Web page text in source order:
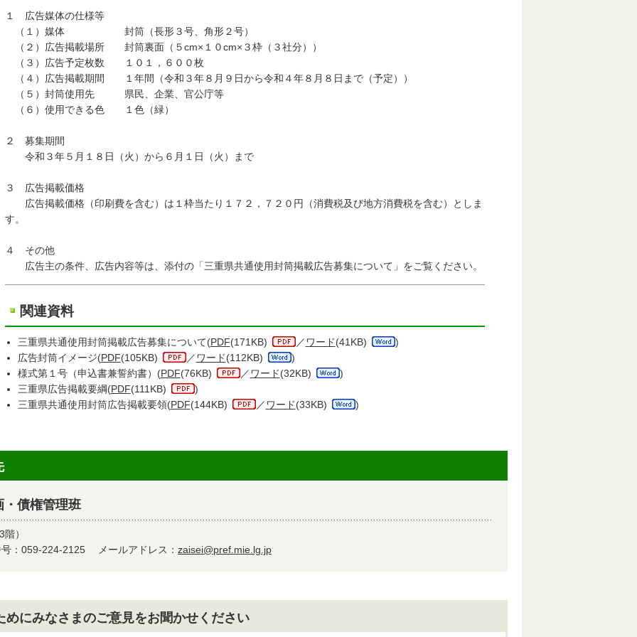
１ 広告媒体の仕様等
（１）媒体 封筒（長形３号、角形２号）
（２）広告掲載場所 封筒裏面（５cm×１０cm×３枠（３社分））
（３）広告予定枚数 １０１，６００枚
（４）広告掲載期間 １年間（令和３年８月９日から令和４年８月８日まで（予定））
（５）封筒使用先 県民、企業、官公庁等
（６）使用できる色 １色（緑）
２ 募集期間
令和３年５月１８日（火）から６月１日（火）まで
３ 広告掲載価格
広告掲載価格（印刷費を含む）は１枠当たり１７２，７２０円（消費税及び地方消費税を含む）としま
す。
４ その他
広告主の条件、広告内容等は、添付の「三重県共通使用封筒掲載広告募集について」をご覧ください。
関連資料
三重県共通使用封筒掲載広告募集について(PDF(171KB) ／ ワード(41KB)
)
広告封筒イメージ(PDF(105KB) ／ ワード(112KB)
)
様式第１号（申込書兼誓約書）(PDF(76KB) ／ ワード(32KB)
)
三重県広告掲載要綱(PDF(111KB)
)
三重県共通使用封筒広告掲載要領(PDF(144KB) ／ ワード(33KB) )
債権管理班
）
：059-224-2125
メールアドレス： zaisei@pref.mie.lg.jp
にみなさまのご意見をお聞かせください